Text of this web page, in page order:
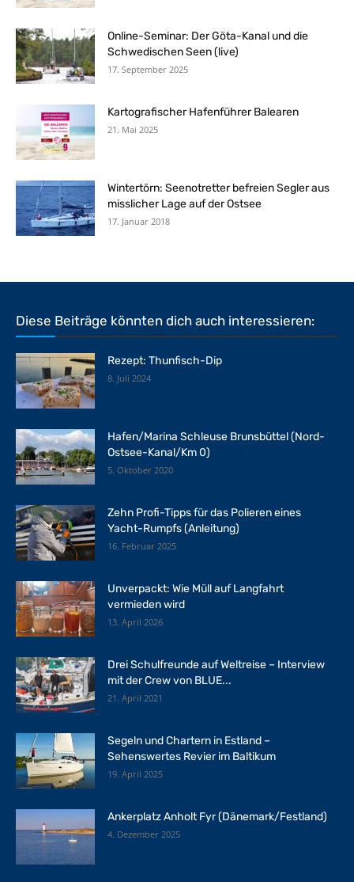
Online-Seminar: Der Göta-Kanal und die
Schwedischen Seen (live)
17. September 2025
Kartografischer Hafenführer Balearen
21. Mai 2025
Wintertörn: Seenotretter befreien Segler aus
misslicher Lage auf der Ostsee
17. Januar 2018
Diese Beiträge könnten dich auch interessieren:
Rezept: Thunfisch-Dip
8. Juli 2024
Hafen/Marina Schleuse Brunsbüttel (Nord-
Ostsee-Kanal/Km 0)
5. Oktober 2020
Zehn Profi-Tipps für das Polieren eines
Yacht-Rumpfs (Anleitung)
16. Februar 2025
Unverpackt: Wie Müll auf Langfahrt
vermieden wird
13. April 2026
Drei Schulfreunde auf Weltreise – Interview
mit der Crew von BLUE...
21. April 2021
Segeln und Chartern in Estland –
Sehenswertes Revier im Baltikum
19. April 2025
Ankerplatz Anholt Fyr (Dänemark/Festland)
4. Dezember 2025